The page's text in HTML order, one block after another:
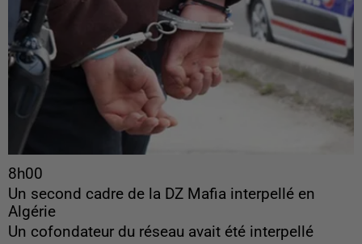
8h00
Un second cadre de la DZ Mafia interpellé en
Algérie
Un cofondateur du réseau avait été interpellé